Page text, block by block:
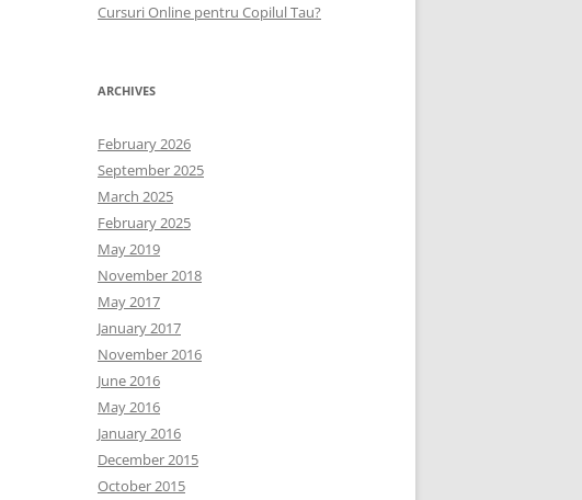
Cursuri Online pentru Copilul Tau?
ARCHIVES
February 2026
September 2025
March 2025
February 2025
May 2019
November 2018
May 2017
January 2017
November 2016
June 2016
May 2016
January 2016
December 2015
October 2015